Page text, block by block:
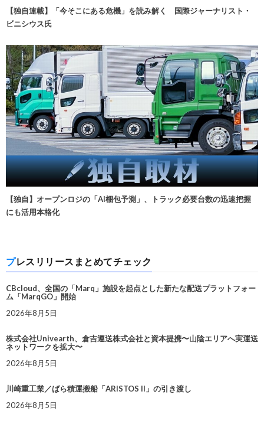
【独自連載】「今そこにある危機」を読み解く 国際ジャーナリスト・
ビニシウス氏
【独自】オープンロジの「AI梱包予測」、トラック必要台数の迅速把握
にも活用本格化
プレスリリースまとめてチェック
CBcloud、全国の「Marq」施設を起点とした新たな配送プラットフォー
ム「MarqGO」開始
2026年8月5日
株式会社Univearth、倉吉運送株式会社と資本提携〜山陰エリアへ実運送
ネットワークを拡大〜
2026年8月5日
川崎重工業／ばら積運搬船「ARISTOS II」の引き渡し
2026年8月5日